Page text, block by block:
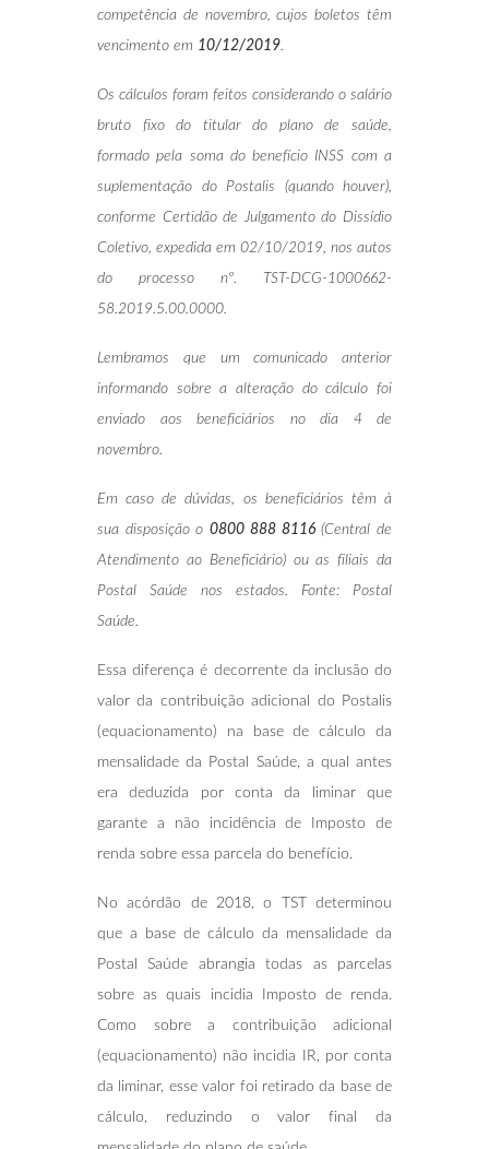
competência de novembro, cujos boletos têm
vencimento em 10/12/2019.
Os cálculos foram feitos considerando o salário
bruto fixo do titular do plano de saúde,
formado pela soma do benefício INSS com a
suplementação do Postalis (quando houver),
conforme Certidão de Julgamento do Dissídio
Coletivo, expedida em 02/10/2019, nos autos
do processo nº. TST-DCG-1000662-
58.2019.5.00.0000.
Lembramos que um comunicado anterior
informando sobre a alteração do cálculo foi
enviado aos beneficiários no dia 4 de
novembro.
Em caso de dúvidas, os beneficiários têm à
sua disposição o0800 888 8116(Central de
Atendimento ao Beneficiário) ou as filiais da
Postal Saúde nos estados. Fonte: Postal
Saúde.
Essa diferença é decorrente da inclusão do
valor da contribuição adicional do Postalis
(equacionamento) na base de cálculo da
mensalidade da Postal Saúde, a qual antes
era deduzida por conta da liminar que
garante a não incidência de Imposto de
renda sobre essa parcela do benefício.
No acórdão de 2018, o TST determinou
que a base de cálculo da mensalidade da
Postal Saúde abrangia todas as parcelas
sobre as quais incidia Imposto de renda.
Como sobre a contribuição adicional
(equacionamento) não incidia IR, por conta
da liminar, esse valor foi retirado da base de
cálculo, reduzindo o valor final da